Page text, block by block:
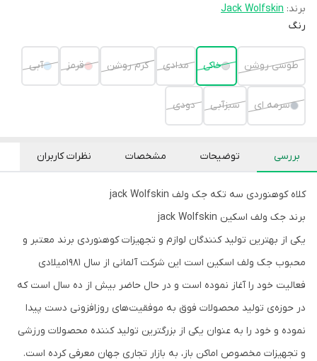
برند: Jack Wolfskin
رنگ
طوسی روشن خاکی مدادی کرم روشن قرمز آبی
سرمه ای سبزآبی دودی
بررسی توضیحات مشخصات نظرات کاربران
کلاه کوهنوردی سه تکه جک ولف jack Wolfskin
برند جک ولف اسکین jack Wolfskin
یکی از بهترین تولید کنندگان لوازم و تجهیزات کوهنوردی برند معتبر و
محبوب جک ولف اسکین است این شرکت آلمانی از سال ۱۹۸۱میلادی
فعالیت خود را آغاز نموده است و در حال حاضر بیش از ده سال است که
در حوزه‌ی تولید محصولات فوق به موفقیت‌های روزافزونی دست پیدا
نموده و خود را به‌ عنوان یکی از بزرگترین تولید کننده محصولات ورزشی
و تجهیزات مخصوص اماکن باز، به بازار تجاری جهان معرفی کرده است.